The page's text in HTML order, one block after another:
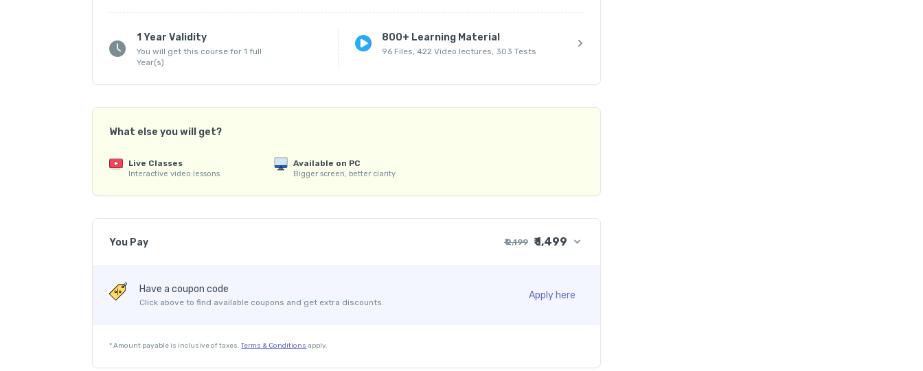
ಇಂಗ್ಲಿಷ್ ಮತ್ತು ಕಂಪ್ಯೂಟರ್ ಜ್ಞಾನ ವಿಷಯಗಳನ್ನು Online ತರಗತಿಗಯಲ್ಲಿ ವಿಷಯ ಪರಿಣಿತ ಶಿಕ್ಷಕರು ಕನ್ನಡ ಮಾಧ್ಯಮದಲ್ಲಿ ಬೋಧಿಸುತ್ತಾರೆ
2.	 ನೋಟಿಫಿಕೇಶನ್ ಆದ ನಂತರ ಪ್ರತಿದಿನ Live ತರಗತಿಗಳು ಪ್ರಾರಂಭವಾಗುತ್ತವೆ.
4.	App ನ ಮೇಲ್ಭಾಗದಲ್ಲಿರುವ 'Purchased Courses' ನಲ್ಲಿ ಅಥವಾ App ನ ಕೆಳಭಾಗದಲ್ಲಿರುವ Store ನಲ್ಲಿ 'Purchased Courses'
Recorded ತರಗತಿಗಳು, Notes ಹಾಗೂ Mock Testಗಳು ಲಭ್ಯವಾಗುತ್ತವೆ. ತರಗತಿಗಳ ಈ Recorded Video ಗಳನ್ನು ವಿದ್ಯಾರ್ಥಿಗಳು ತಮ್ಮ
5.	FDA (ಪತ್ರಿಕೆ-1 ಮತ್ತು ಪತ್ರಿಕೆ-2) ಪರೀಕ್ಷೆಯ ರೂ. 2,199 ರ ಸಂಪೂರ್ಣ Online ಕೋರ್ಸ್‌ ಅನ್ನು ರಿಯಾಯಿತಿ ಶುಲ್ಕ ಕೇವಲ ರೂ. 1,499 ಕ್ಕೆ
ತೆರೆದುಕೊಳ್ಳುವ Store ನಲ್ಲಿ ನಿಮಗೆ ಬೇಕಾದ Online ಕೋರ್ಸ್ ಅನ್ನು ಒತ್ತಿರಿ. ನಂತರ screen ನ ಕೆಳಭಾಗದಲ್ಲಿ ಕಾಣುವ "Buy Now"
button ಅನ್ನು ಒತ್ತಿ, Online ನಲ್ಲಿ ಶುಲ್ಕ ಪಾವತಿಸಿ, ಕೋರ್ಸ್‌ ಗೆ ಇಂದೇ ಪ್ರವೇಶ ಪಡೆಯಿರಿ
8.	ಹೆಚ್ಚಿನ ಮಾಹಿತಿಗಾಗಿ ಸಂಪರ್ಕಿಸಿರಿ. ಮೊಬೈಲ್ : 9916058304
1 Year Validity
You will get this course for 1 full
Year(s)
800+ Learning Material
96 Files, 422 Video lectures, 303 Tests
What else you will get?
Live Classes
Interactive video lessons
Available on PC
Bigger screen, better clarity
You Pay ₹ 2,199 ₹ 1,499
G.S.T. (18%) + ₹ 227
Have a coupon code
Click above to find available coupons and get extra discounts.
Apply here
*Amount payable is inclusive of taxes. Terms & Conditions apply.